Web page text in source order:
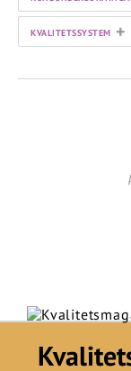
KVALITETSSYSTEM +